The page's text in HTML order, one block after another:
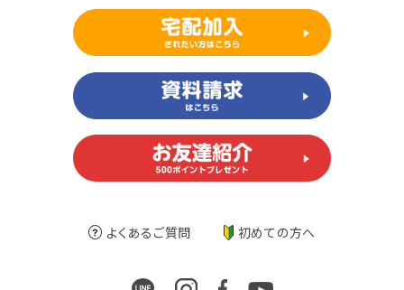
よくあるご質問 初めての方へ